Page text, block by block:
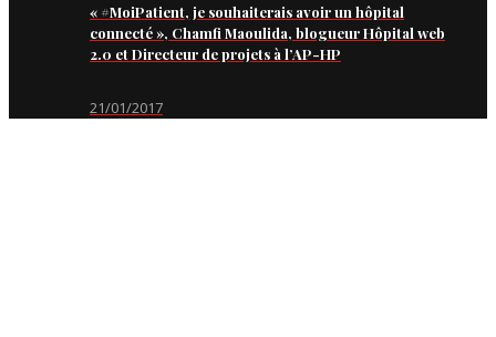
« #MoiPatient, je souhaiterais avoir un hôpital
connecté », Chamfi Maoulida, blogueur Hôpital web
2.0 et Directeur de projets à l’AP-HP
21/01/2017